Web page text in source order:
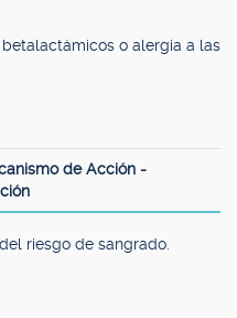
o alergia a las
de Acción -
riesgo de sangrado.